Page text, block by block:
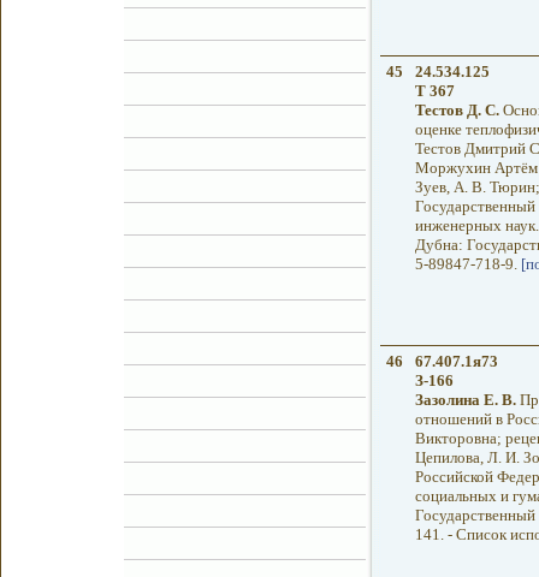
45
24.534.125
Т 367
Тестов Д. С.
оценке
Тестов Дмитрий
Моржухин Артём
Зуев, А. В.
инженерных
Дубна:
5-89847-718-9.
46
67.407.1я73
З-166
Зазолина Е. В.
отношений в
Викторовна;
Цепилова, Л. И.
Российской
социальных и
141. - Список